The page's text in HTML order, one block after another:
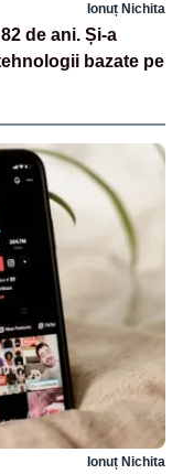
Ionuț Nichita
de ani. Și-a
bazate pe
Ionuț Nichita